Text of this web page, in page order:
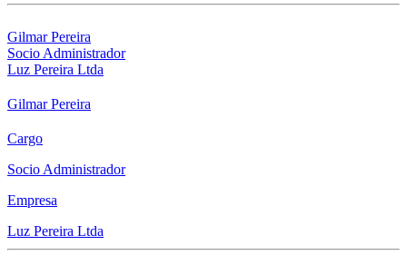
Gilmar Pereira
Socio Administrador
Luz Pereira Ltda
Gilmar Pereira
Cargo
Socio Administrador
Empresa
Luz Pereira Ltda